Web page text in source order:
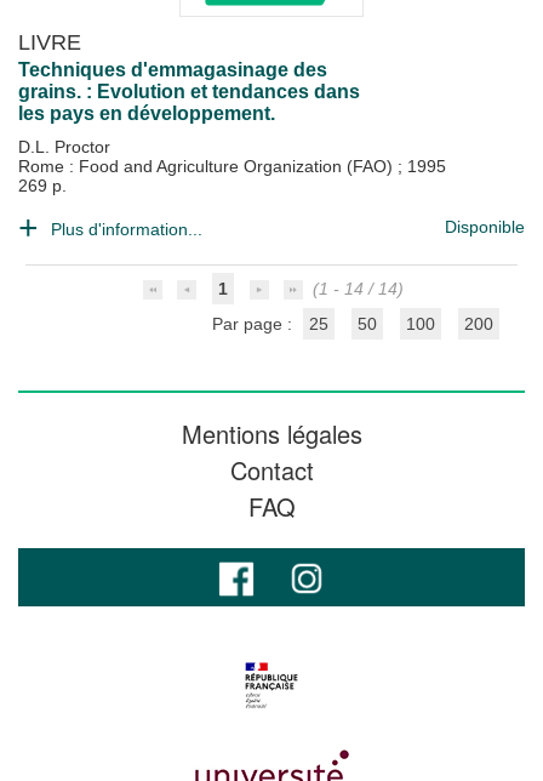
LIVRE
Techniques d'emmagasinage des
grains. : Evolution et tendances dans
les pays en développement.
D.L. Proctor
Rome : Food and Agriculture Organization (FAO) ; 1995
269 p.
Plus d'information... Disponible
1
(1 - 14 / 14)
Par page :
25 50 100 200
Mentions légales
Contact
FAQ